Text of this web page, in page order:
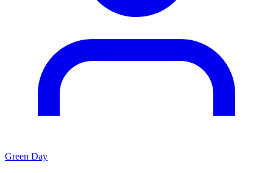
Green Day